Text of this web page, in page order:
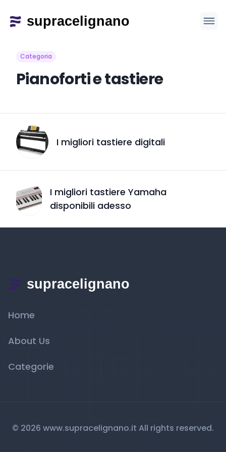
Categoria
Pianoforti e tastiere
I migliori tastiere digitali
I migliori tastiere Yamaha
disponibili adesso
Home
About Us
Categorie
© 2026 www.supracelignano.it All rights reserved.